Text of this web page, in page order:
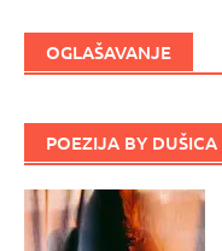
OGLAŠAVANJE
POEZIJA BY DUŠICA